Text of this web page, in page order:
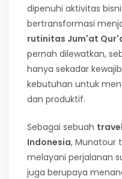
dipenuhi aktivitas
bertransformasi
rutinitas Jum'at
pernah dilewatkan,
hanya sekadar
kebutuhan untuk
dan produktif.
Sebagai sebuah
Indonesia, Munatour
melayani perjalanan
juga berupaya